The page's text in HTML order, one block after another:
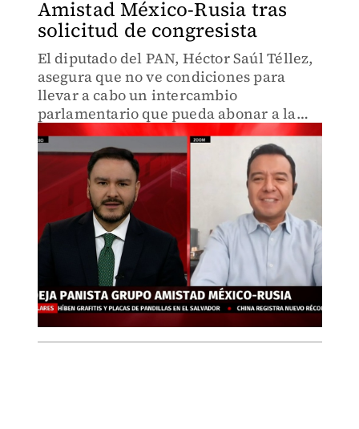
Amistad México-Rusia tras
solicitud de congresista
El diputado del PAN, Héctor Saúl Téllez,
asegura que no ve condiciones para
llevar a cabo un intercambio
parlamentario que pueda abonar a la
paz.